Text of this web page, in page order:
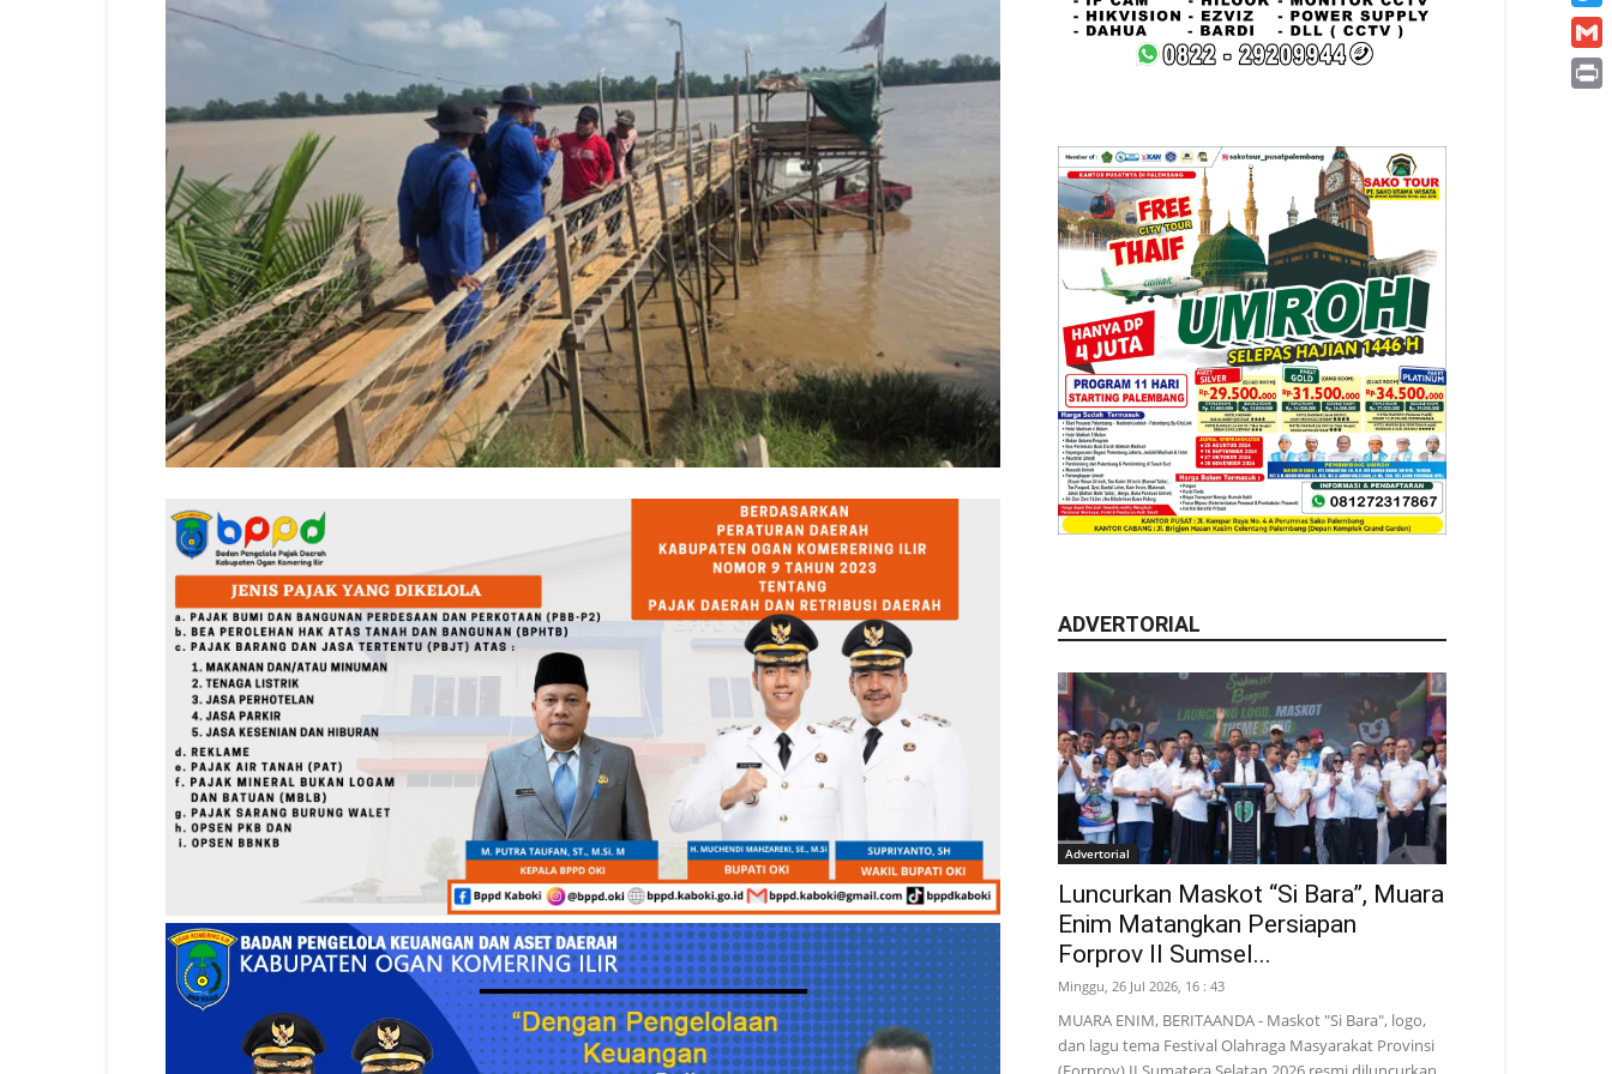
ADVERTORIAL
Advertorial
Luncurkan Maskot “Si Bara”, Muara
Enim Matangkan Persiapan
Forprov II Sumsel...
Minggu, 26 Jul 2026, 16 : 43
MUARA ENIM, BERITAANDA - Maskot "Si Bara", logo,
dan lagu tema Festival Olahraga Masyarakat Provinsi